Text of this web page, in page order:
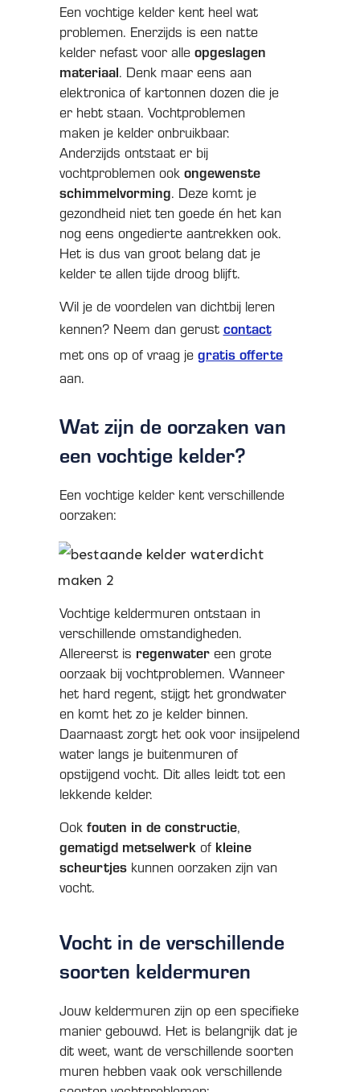
Een vochtige kelder kent heel wat
problemen. Enerzijds is een natte
kelder nefast voor alle opgeslagen
materiaal. Denk maar eens aan
elektronica of kartonnen dozen die je
er hebt staan. Vochtproblemen
maken je kelder onbruikbaar.
Anderzijds ontstaat er bij
vochtproblemen ook ongewenste
schimmelvorming. Deze komt je
gezondheid niet ten goede én het kan
nog eens ongedierte aantrekken ook.
Het is dus van groot belang dat je
kelder te allen tijde droog blijft.
Wil je de voordelen van dichtbij leren
kennen? Neem dan gerust contact
met ons op of vraag je gratis offerte
aan.
Wat zijn de oorzaken van
een vochtige kelder?
Een vochtige kelder kent verschillende
oorzaken:
Vochtige keldermuren ontstaan in
verschillende omstandigheden.
Allereerst is regenwater een grote
oorzaak bij vochtproblemen. Wanneer
het hard regent, stijgt het grondwater
en komt het zo je kelder binnen.
Daarnaast zorgt het ook voor insijpelend
water langs je buitenmuren of
opstijgend vocht. Dit alles leidt tot een
lekkende kelder.
Ook fouten in de constructie,
gematigd metselwerk of kleine
scheurtjeskunnen oorzaken zijn van
vocht.
Vocht in de verschillende
soorten keldermuren
Jouw keldermuren zijn op een specifieke
manier gebouwd. Het is belangrijk dat je
dit weet, want de verschillende soorten
muren hebben vaak ook verschillende